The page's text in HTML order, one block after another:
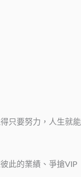
只要努力，人生就能
此的業績、爭搶VIP